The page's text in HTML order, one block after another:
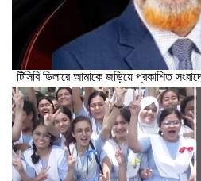
টিসিবি ডিলারে আমাকে জড়িয়ে প্রকাশিত